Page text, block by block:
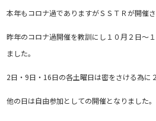
本年もコロナ過でありますがＳＳＴＲが開催さ
昨年のコロナ過開催を教訓にし１０月２日～
ました。
2日・9日・16日の各土曜日は密をさける為に
他の日は自由参加としての開催となりました。